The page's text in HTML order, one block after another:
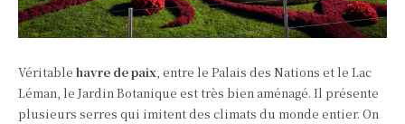
Véritable havre de paix, entre le Palais des Nations et le Lac
Léman, le Jardin Botanique est très bien aménagé. Il présente
plusieurs serres qui imitent des climats du monde entier. On